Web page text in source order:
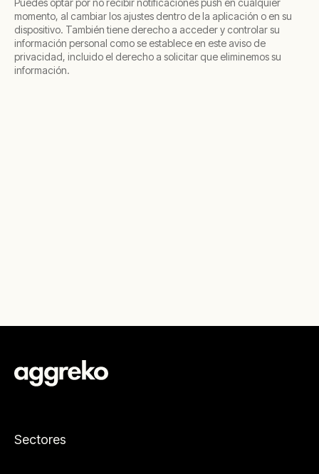
Puedes optar por no recibir notificaciones push en cualquier
momento, al cambiar los ajustes dentro de la aplicación o en su
dispositivo. También tiene derecho a acceder y controlar su
información personal como se establece en este aviso de
privacidad, incluido el derecho a solicitar que eliminemos su
información.
Sectores